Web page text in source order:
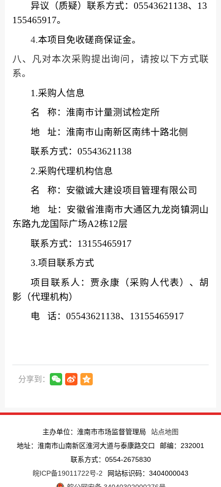
异议（质疑）联系方式：05543621138、 13
155465917。
4.本项目免收磋商保证金。
八、凡对本次采购提出询问，请按以下方式联
系。
1.采购人信息
名
称：淮南市计量测试检定所
地
址：淮南市山南新区南纬十路北侧
联系方式：05543621138
2.采购代理机构信息
名
称：安徽诚大建设项目管理有限公司
地
址：安徽省淮南市大通区九龙岗镇洞山
东路九龙国际广场A2栋12层
联系方式： 13155465917
3.项目联系方式
项目联系人：贾永康
（采购人代表） 、胡
影 （代理机构）
电
话：05543621138、13155465917
分享到：
主办单位：淮南市市场监督管理局
站点地图
地址：淮南市山南新区淮河大道与泰康路交口
邮编：232001
联系方式：0554-2675830
皖ICP备19011722号-2
网站标识码：3404000043